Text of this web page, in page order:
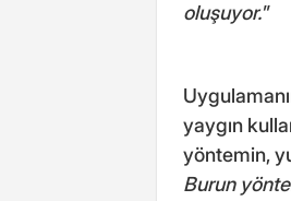
oluşuyor."
yaygın
yöntemin,
Burun